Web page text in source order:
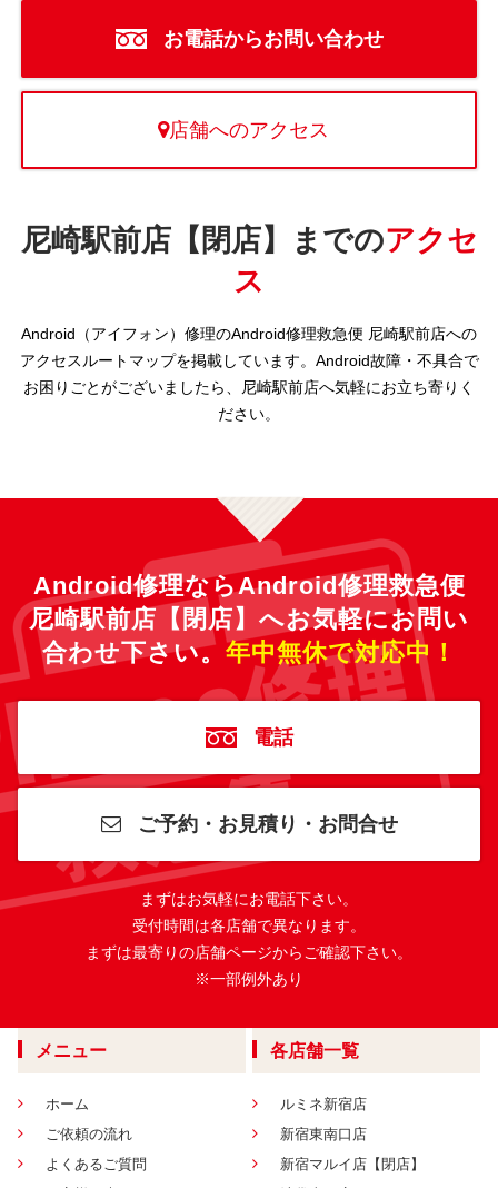
お電話からお問い合わせ
店舗へのアクセス
尼崎駅前店【閉店】までのアクセ
ス
Android（アイフォン）修理のAndroid修理救急便 尼崎駅前店への
アクセスルートマップを掲載しています。Android故障・不具合で
お困りごとがございましたら、尼崎駅前店へ気軽にお立ち寄りく
ださい。
Android修理ならAndroid修理救急便
尼崎駅前店【閉店】へお気軽にお問い
合わせ下さい。 年中無休で対応中！
電話
ご予約・お見積り・お問合せ
まずはお気軽にお電話下さい。
受付時間は各店舗で異なります。
まずは最寄りの店舗ページからご確認下さい。
※一部例外あり
メニュー
ホーム
ご依頼の流れ
よくあるご質問
各店舗一覧
ルミネ新宿店
新宿東南口店
新宿マルイ店【閉店】